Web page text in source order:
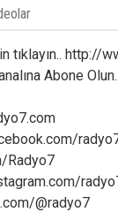
tıklayın.. http://
Abone
Radyo7
@radyo7